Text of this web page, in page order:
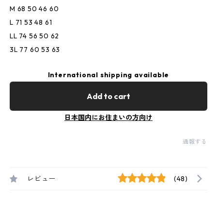
M 68 50 46 60
L 71 53 48 61
LL 74 56 50 62
3L 77 60 53 63
International shipping available
Add to cart
日本国内にお住まいの方向け
通報する
レビュー (48)